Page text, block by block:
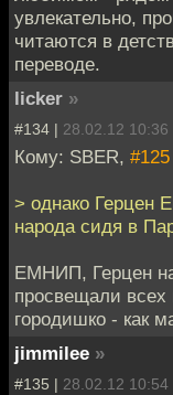
увлекательно,
читаются в
переводе.
licker »
#134 | 28.02.12 10:36
Кому: SBER, #125
> однако Герцен
народа сидя в
ЕМНИП, Герцен
просвещали всех
городишко - как
jimmilee »
#135 | 28.02.12 10:54